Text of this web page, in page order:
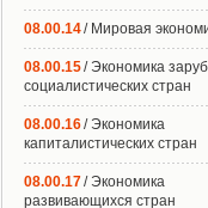
08.00.14/ Мировая
08.00.15/ Экономика
социалистических стран
08.00.16/ Экономика
капиталистических стран
08.00.17/ Экономика
развивающихся стран